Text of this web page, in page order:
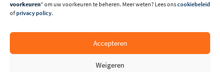
voorkeuren" om uw voorkeuren te beheren. Meer weten? Lees onscookiebeleid
ofprivacy policy.
Accepteren
Weigeren
Technische specificaties
Bouwjaar